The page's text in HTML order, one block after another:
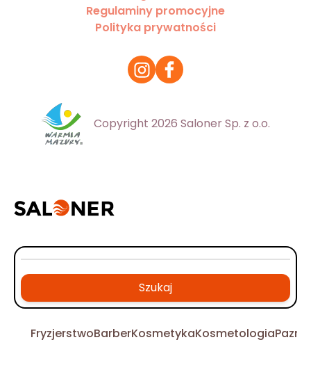
Regulaminy promocyjne
Polityka prywatności
Copyright 2026 Saloner Sp. z o.o.
Szukaj
FryzjerstwoBarberKosmetykaKosmetologia